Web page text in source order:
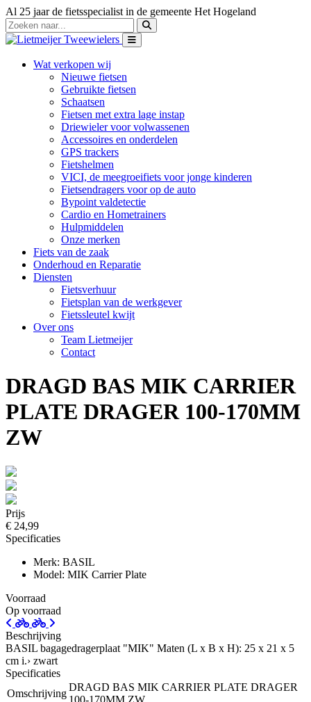
Al 25 jaar de fietsspecialist in de gemeente Het Hogeland
Wat verkopen wij
Nieuwe fietsen
Gebruikte fietsen
Schaatsen
Fietsen met extra lage instap
Driewieler voor volwassenen
Accessoires en onderdelen
GPS trackers
Fietshelmen
VICI, de meegroeifiets voor jonge kinderen
Fietsendragers voor op de auto
Bypoint valdetectie
Cardio en Hometrainers
Hulpmiddelen
Onze merken
Fiets van de zaak
Onderhoud en Reparatie
Diensten
Fietsverhuur
Fietsplan van de werkgever
Fietssleutel kwijt
Over ons
Team Lietmeijer
Contact
DRAGD BAS MIK CARRIER
PLATE DRAGER 100-170MM
ZW
Prijs
€ 24,99
Specificaties
Merk: BASIL
Model: MIK Carrier Plate
Voorraad
Op voorraad
Beschrijving
BASIL bagagedragerplaat "MIK" Maten (L x B x H): 25 x 21 x 5
cm i.› zwart
Specificaties
Omschrijving
DRAGD BAS MIK CARRIER PLATE DRAGER
100-170MM ZW